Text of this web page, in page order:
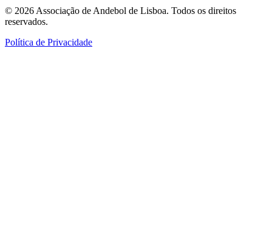
© 2026 Associação de Andebol de Lisboa. Todos os direitos
reservados.
Política de Privacidade